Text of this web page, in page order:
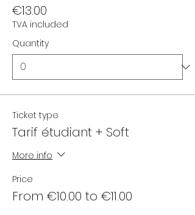
€13.00
TVA included
Quantity
Ticket type
Tarif étudiant + Soft
More info
Price
From €10.00 to €11.00